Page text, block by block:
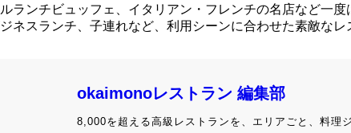
ランチビュッフェ、イタリアン・フレンチの名店など一
ネスランチ、子連れなど、利用シーンに合わせた素敵なレ
okaimonoレストラン 編集部
8,000を超える高級レストランを、エリアごと、料理